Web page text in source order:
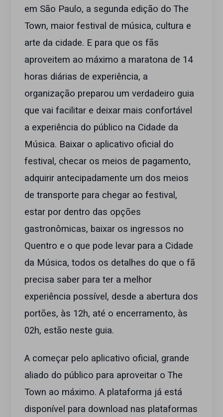
em São Paulo, a segunda edição do The
Town, maior festival de música, cultura e
arte da cidade. E para que os fãs
aproveitem ao máximo a maratona de 14
horas diárias de experiência, a
organização preparou um verdadeiro guia
que vai facilitar e deixar mais confortável
a experiência do público na Cidade da
Música. Baixar o aplicativo oficial do
festival, checar os meios de pagamento,
adquirir antecipadamente um dos meios
de transporte para chegar ao festival,
estar por dentro das opções
gastronômicas, baixar os ingressos no
Quentro e o que pode levar para a Cidade
da Música, todos os detalhes do que o fã
precisa saber para ter a melhor
experiência possível, desde a abertura dos
portões, às 12h, até o encerramento, às
02h, estão neste guia.
A começar pelo aplicativo oficial, grande
aliado do público para aproveitar o The
Town ao máximo. A plataforma já está
disponível para download nas plataformas